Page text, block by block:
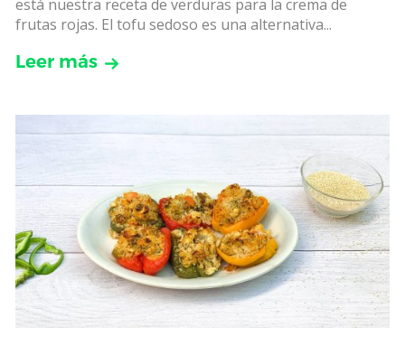
está nuestra receta de verduras para la crema de
frutas rojas. El tofu sedoso es una alternativa...
Leer más